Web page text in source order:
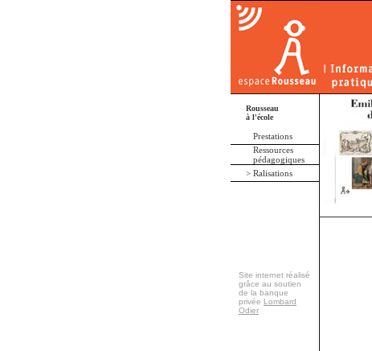
Rousseau
à l'école
Prestations
Ressources
pédagogiques
> Ralisations
Site internet réalisé
grâce au soutien
de la banque
privée Lombard
Odier